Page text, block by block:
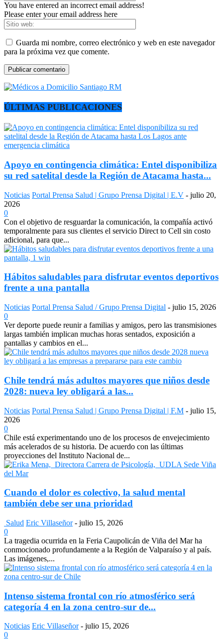
You have entered an incorrect email address!
Please enter your email address here
Guarda mi nombre, correo electrónico y web en este navegador
para la próxima vez que comente.
ÚLTIMAS PUBLICACIONES
Apoyo en contingencia climática: Entel disponibiliza
su red satelital desde la Región de Atacama hasta...
Noticias Portal Prensa Salud | Grupo Prensa Digital | E.V - julio 20,
2026
0
Con el objetivo de resguardar la comunicación, la compañía activó
temporalmente para sus clientes el servicio Direct to Cell sin costo
adicional, para que...
Hábitos saludables para disfrutar eventos deportivos
frente a una pantalla
Noticias Portal Prensa Salud / Grupo Prensa Digital - julio 15, 2026
0
Ver deporte puede reunir a familias y amigos, pero las transmisiones
largas también implican muchas horas sentados, exposición a
pantallas y cambios en el...
Chile tendrá más adultos mayores que niños desde
2028: nueva ley obligará a las...
Noticias Portal Prensa Salud | Grupo Prensa Digital | F.M - julio 15,
2026
0
Chile está experimentando uno de los procesos de envejecimiento
más acelerados de su historia. De acuerdo con las últimas
proyecciones del Instituto Nacional de...
Cuando el dolor es colectivo, la salud mental
también debe ser una prioridad
Salud Eric Villaseñor - julio 15, 2026
0
La tragedia ocurrida en la Feria Caupolicán de Viña del Mar ha
conmocionado profundamente a la Región de Valparaíso y al país.
Las imágenes,...
Intenso sistema frontal con río atmosférico será
categoría 4 en la zona centro-sur de...
Noticias Eric Villaseñor - julio 15, 2026
0